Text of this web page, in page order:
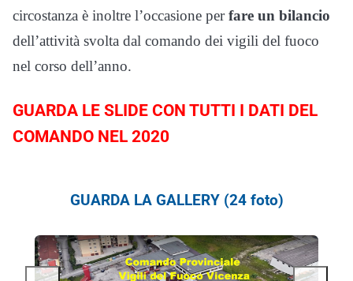
circostanza è inoltre l’occasione perfare un bilancio
dell’attività svolta dal comando dei vigili del fuoco
nel corso dell’anno.
GUARDA LE SLIDE CON TUTTI I DATI DEL
COMANDO NEL 2020
GUARDA LA GALLERY (24 foto)